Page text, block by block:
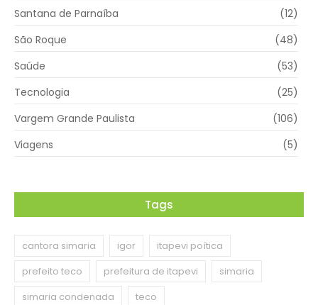
Santana de Parnaíba
(12)
São Roque
(48)
Saúde
(53)
Tecnologia
(25)
Vargem Grande Paulista
(106)
Viagens
(5)
Tags
cantora simaria igor
itapevi poítica
prefeito teco
prefeitura de itapevi
simaria
simaria condenada
teco